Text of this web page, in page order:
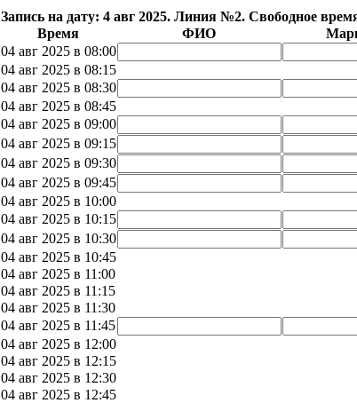
Запись на дату: 4 авг 2025. Линия №2. Свободное
Время
ФИО
04 авг 2025 в 08:00
04 авг 2025 в 08:15
04 авг 2025 в 08:30
04 авг 2025 в 08:45
04 авг 2025 в 09:00
04 авг 2025 в 09:15
04 авг 2025 в 09:30
04 авг 2025 в 09:45
04 авг 2025 в 10:00
04 авг 2025 в 10:15
04 авг 2025 в 10:30
04 авг 2025 в 10:45
04 авг 2025 в 11:00
04 авг 2025 в 11:15
04 авг 2025 в 11:30
04 авг 2025 в 11:45
04 авг 2025 в 12:00
04 авг 2025 в 12:15
04 авг 2025 в 12:30
04 авг 2025 в 12:45